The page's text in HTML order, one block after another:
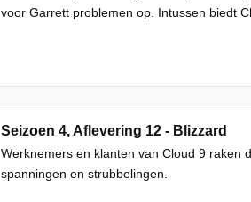
voor Garrett problemen op. Intussen biedt
Seizoen 4, Aflevering 12 - Blizzard
Werknemers en klanten van Cloud 9 raken
spanningen en strubbelingen.